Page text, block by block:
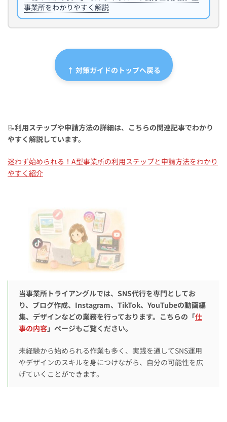
事業所をわかりやすく解説
↑ 対策ガイドのトップへ戻る
📝利用ステップや申請方法の詳細は、こちらの関連記事でわかり
やすく解説しています。
迷わず始められる！A型事業所の利用ステップと申請方法をわかり
やすく紹介
当事業所トライアングルでは、SNS代行を専門としてお
り、ブログ作成、Instagram、TikTok、YouTubeの動画編
集、デザインなどの業務を行っております。こちらの「仕
事の内容」ページもご覧ください。
未経験から始められる作業も多く、実践を通してSNS運用
やデザインのスキルを身につけながら、自分の可能性を広
げていくことができます。